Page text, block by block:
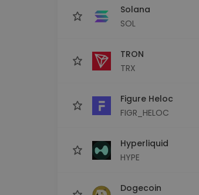
Solana
SOL
TRON
TRX
Figure Heloc
FIGR_HELOC
Hyperliquid
HYPE
Dogecoin